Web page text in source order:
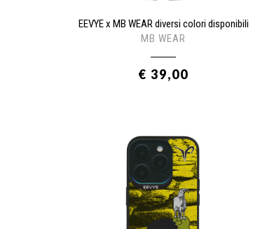
EEVYE x MB WEAR diversi colori disponibili
MB WEAR
€ 39,00